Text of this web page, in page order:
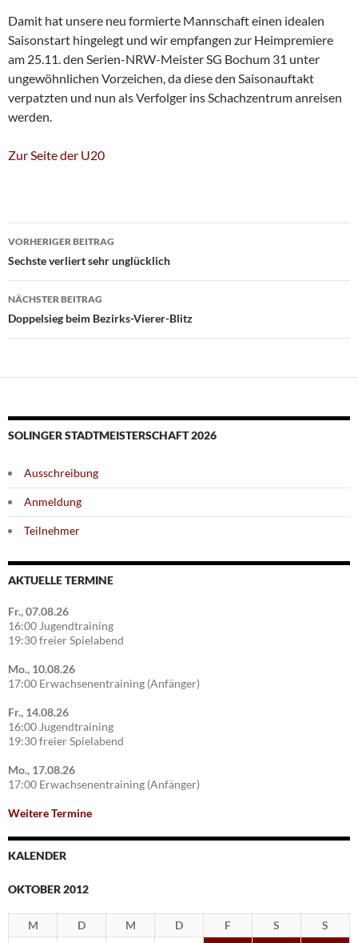
Damit hat unsere neu formierte Mannschaft einen idealen
Saisonstart hingelegt und wir empfangen zur Heimpremiere
am 25.11. den Serien-NRW-Meister SG Bochum 31 unter
ungewöhnlichen Vorzeichen, da diese den Saisonauftakt
verpatzten und nun als Verfolger ins Schachzentrum anreisen
werden.
Zur Seite der U20
Beitragsnavigation
VORHERIGER BEITRAG
Sechste verliert sehr unglücklich
NÄCHSTER BEITRAG
Doppelsieg beim Bezirks-Vierer-Blitz
SOLINGER STADTMEISTERSCHAFT 2026
Ausschreibung
Anmeldung
Teilnehmer
AKTUELLE TERMINE
Fr., 07.08.26
16:00 Jugendtraining
19:30 freier Spielabend
Mo., 10.08.26
17:00 Erwachsenentraining (Anfänger)
Fr., 14.08.26
16:00 Jugendtraining
19:30 freier Spielabend
Mo., 17.08.26
17:00 Erwachsenentraining (Anfänger)
Weitere Termine
KALENDER
OKTOBER 2012
M D M D F S
S